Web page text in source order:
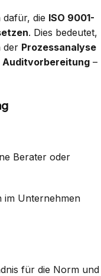
dafür, die ISO 9001-
. Dies bedeutet,
der Prozessanalyse
Auditvorbereitung –
Berater oder
im Unternehmen
für die Norm und